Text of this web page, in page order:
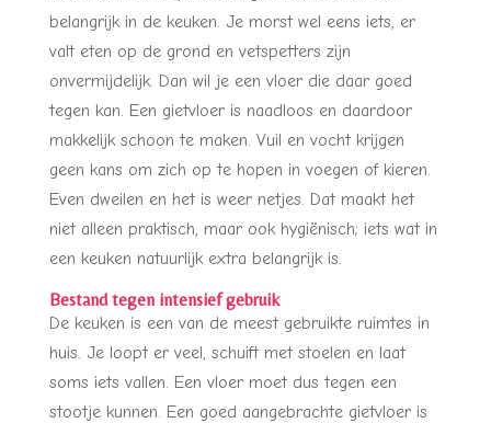
belangrijk in de keuken. Je morst wel eens iets, er
valt eten op de grond en vetspetters zijn
onvermijdelijk. Dan wil je een vloer die daar goed
tegen kan. Een gietvloer is naadloos en daardoor
makkelijk schoon te maken. Vuil en vocht krijgen
geen kans om zich op te hopen in voegen of kieren.
Even dweilen en het is weer netjes. Dat maakt het
niet alleen praktisch, maar ook hygiënisch; iets wat in
een keuken natuurlijk extra belangrijk is.
Bestand tegen intensief gebruik
De keuken is een van de meest gebruikte ruimtes in
huis. Je loopt er veel, schuift met stoelen en laat
soms iets vallen. Een vloer moet dus tegen een
stootje kunnen. Een goed aangebrachte gietvloer is